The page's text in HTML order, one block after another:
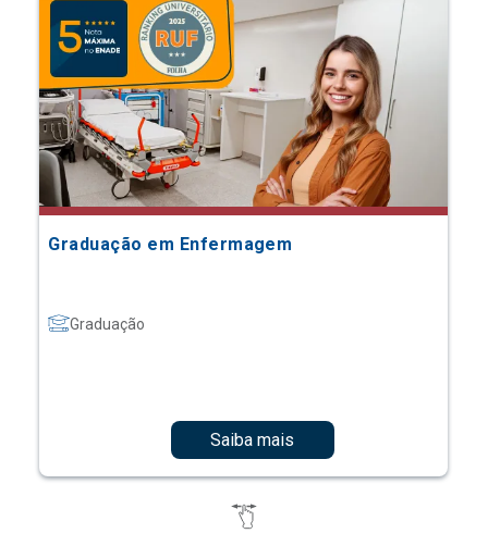
Graduação em Enfermagem
Graduação
Saiba mais